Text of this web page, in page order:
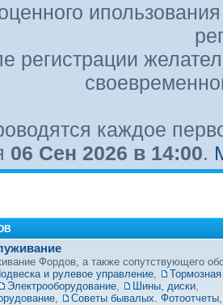
регистрации
каждое
06 Сен 2026 в 14:00.
Фордов, а также сопутствующего
и рулевое управление
Электрооборудование Шины, диски
Советы бывалых. Фотоотчеты